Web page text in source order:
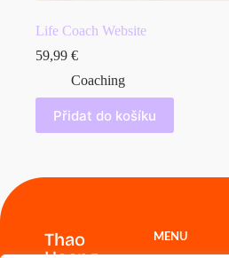
Life Coach Website
59,99 €
Coaching
Přidat do košíku
Thao
MENU